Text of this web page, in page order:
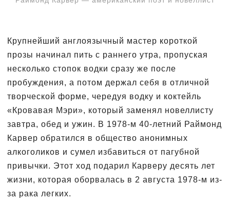
Крупнейший англоязычный мастер короткой
прозы начинал пить с раннего утра, пропуская
несколько стопок водки сразу же после
пробуждения, а потом держал себя в отличной
творческой форме, чередуя водку и коктейль
«Кровавая Мэри», который заменял новеллисту
завтра, обед и ужин. В 1978-м 40-летний Раймонд
Карвер обратился в общество анонимных
алкоголиков и сумел избавиться от пагубной
привычки. Этот ход подарил Карверу десять лет
жизни, которая оборвалась в 2 августа 1978-м из-
за рака легких.